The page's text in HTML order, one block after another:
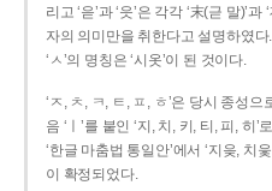
리고 ‘읃’과 ‘읏’은 각각 ‘末(귿 말)’
자의 의미만을 취한다고 설명하였다.
‘ㅅ’의 명칭은 ‘시옷’이 된 것이다.
‘ㅈ, ㅊ, ㅋ, ㅌ, ㅍ, ㅎ’은 당시 종성
음 ‘ㅣ’를 붙인 ‘지, 치, 키, 티, 피, 히
‘한글 마춤법 통일안’에서 ‘지읒, 치
이 확정되었다.